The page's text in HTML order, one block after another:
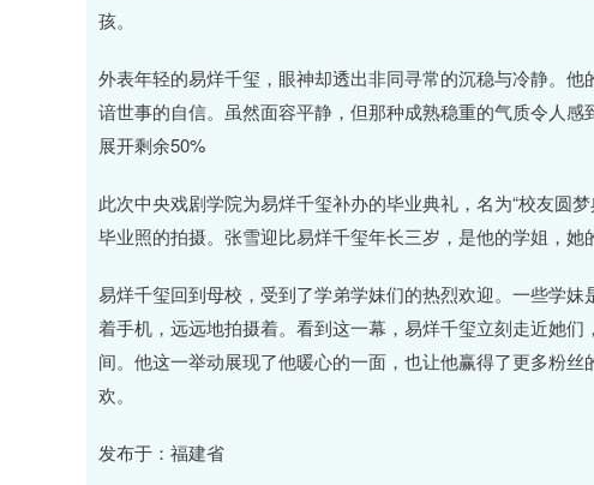
孩。
外表年轻的易烊千玺，眼神却透出非同寻常的沉稳与冷静。
谙世事的自信。虽然面容平静，但那种成熟稳重的气质令人感
展开剩余50%
此次中央戏剧学院为易烊千玺补办的毕业典礼，名为“校友圆
毕业照的拍摄。张雪迎比易烊千玺年长三岁，是他的学姐，她
易烊千玺回到母校，受到了学弟学妹们的热烈欢迎。一些学
着手机，远远地拍摄着。看到这一幕，易烊千玺立刻走近她
间。他这一举动展现了他暖心的一面，也让他赢得了更多粉
欢。
发布于：福建省